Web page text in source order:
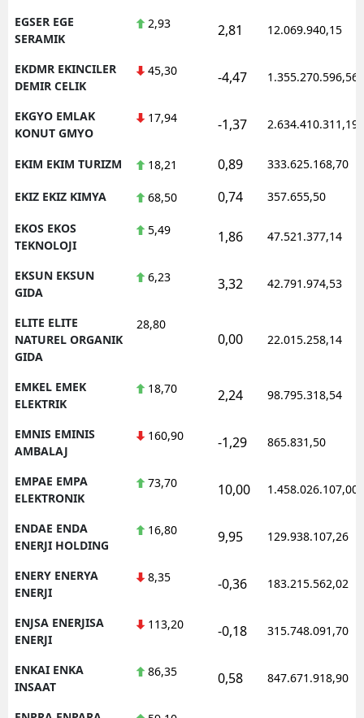
EGSER EGE
SERAMIK
2,93 2,81 12.069.940,15
EKDMR EKINCILER
DEMIR CELIK
45,30 -4,47 1.355.270.596,56
EKGYO EMLAK
KONUT GMYO
17,94 -1,37 2.634.410.311,19
EKIM EKIM TURIZM 18,21 0,89 333.625.168,70
EKIZ EKIZ KIMYA 68,50 0,74 357.655,50
EKOS EKOS
TEKNOLOJI
5,49 1,86 47.521.377,14
EKSUN EKSUN
GIDA
6,23 3,32 42.791.974,53
ELITE ELITE
NATUREL ORGANIK
GIDA
28,80
0,00 22.015.258,14
EMKEL EMEK
ELEKTRIK
18,70 2,24 98.795.318,54
EMNIS EMINIS
AMBALAJ
160,90 -1,29 865.831,50
EMPAE EMPA
ELEKTRONIK
73,70 10,00 1.458.026.107,00
ENDAE ENDA
ENERJI HOLDING
16,80 9,95 129.938.107,26
ENERY ENERYA
ENERJI
8,35 -0,36 183.215.562,02
ENJSA ENERJISA
ENERJI
113,20 -0,18 315.748.091,70
ENKAI ENKA
INSAAT
86,35 0,58 847.671.918,90